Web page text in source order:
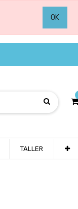
OK
TALLER